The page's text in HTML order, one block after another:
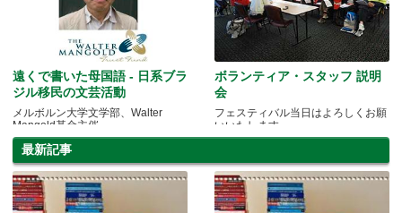
遠くで書いた母国語 - 日系ブラ
ジル移民の文芸活動
メルボルン大学文学部、Walter
Mangold基金主催
ボランティア・スタッフ 説明
会
フェスティバル当日はよろしくお願
いいたします
最新記事